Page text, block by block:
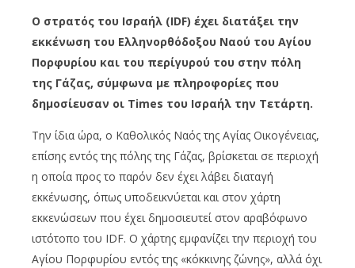
Ο στρατός του Ισραήλ (IDF) έχει διατάξει την
εκκένωση του Ελληνορθόδοξου Ναού του Αγίου
Πορφυρίου και του περίγυρού του στην πόλη
της Γάζας, σύμφωνα με πληροφορίες που
δημοσίευσαν οι Times του Ισραήλ την Τετάρτη.
Την ίδια ώρα, ο Καθολικός Ναός της Αγίας Οικογένειας,
επίσης εντός της πόλης της Γάζας, βρίσκεται σε περιοχή
η οποία προς το παρόν δεν έχει λάβει διαταγή
εκκένωσης, όπως υποδεικνύεται και στον χάρτη
εκκενώσεων που έχει δημοσιευτεί στον αραβόφωνο
ιστότοπο του IDF. Ο χάρτης εμφανίζει την περιοχή του
Αγίου Πορφυρίου εντός της «κόκκινης ζώνης», αλλά όχι